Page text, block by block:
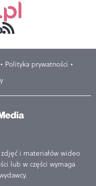
Polityka prywatności
i materiałów wideo
lub w części wymaga